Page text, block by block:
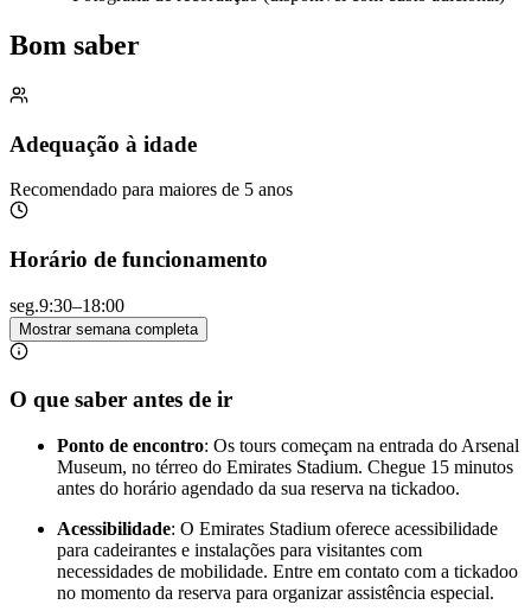
Bom saber
Adequação à idade
Recomendado para maiores de 5 anos
Horário de funcionamento
seg.9:30–18:00
Mostrar semana completa
O que saber antes de ir
Ponto de encontro: Os tours começam na entrada do Arsenal
Museum, no térreo do Emirates Stadium. Chegue 15 minutos
antes do horário agendado da sua reserva na tickadoo.
Acessibilidade: O Emirates Stadium oferece acessibilidade
para cadeirantes e instalações para visitantes com
necessidades de mobilidade. Entre em contato com a tickadoo
no momento da reserva para organizar assistência especial.